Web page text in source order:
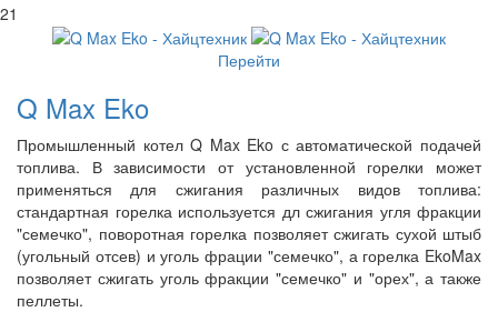
21
Перейти
Q Max Eko
Промышленный котел Q Max Eko с автоматической подачей
топлива. В зависимости от установленной горелки может
применяться для сжигания различных видов топлива:
стандартная горелка используется дл сжигания угля фракции
"семечко", поворотная горелка позволяет сжигать сухой штыб
(угольный отсев) и уголь фрации "семечко", а горелка EkoMax
позволяет сжигать уголь фракции "семечко" и "орех", а также
пеллеты.